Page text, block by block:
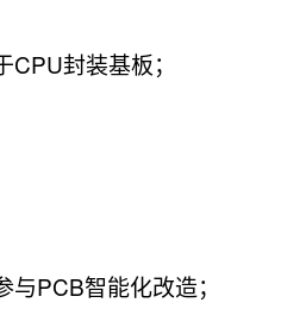
封装基板；
PCB智能化改造；